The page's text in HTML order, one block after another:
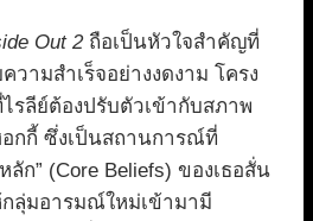
Out 2ถือเป็นหัวใจสำคัญที่
ามสำเร็จอย่างงดงาม โครง
รลีย์ต้องปรับตัวเข้ากับสภาพ
กกี้ ซึ่งเป็นสถานการณ์ที่
ลัก” (Core Beliefs) ของเธอสั่น
ลุ่มอารมณ์ใหม่เข้ามามี